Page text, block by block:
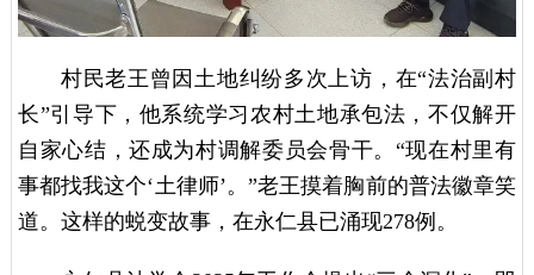
村民老王曾因土地纠纷多次上访，在“法治副村
长”引导下，他系统学习农村土地承包法，不仅解开
自家心结，还成为村调解委员会骨干。“现在村里有
事都找我这个‘土律师’。”老王摸着胸前的普法徽章笑
道。这样的蜕变故事，在永仁县已涌现278例。